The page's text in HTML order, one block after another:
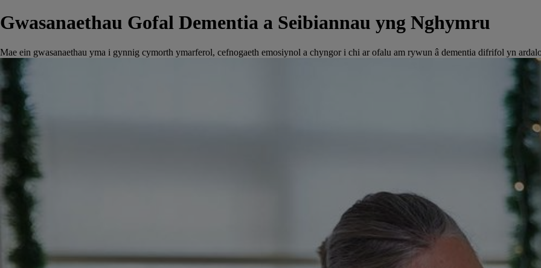
Gwasanaethau Gofal Dementia a Seibiannau yng Nghymru
Mae ein gwasanaethau yma i gynnig cymorth ymarferol, cefnogaeth emosiynol a chyngor i chi ar ofalu am rywun â dementia difrifol yn